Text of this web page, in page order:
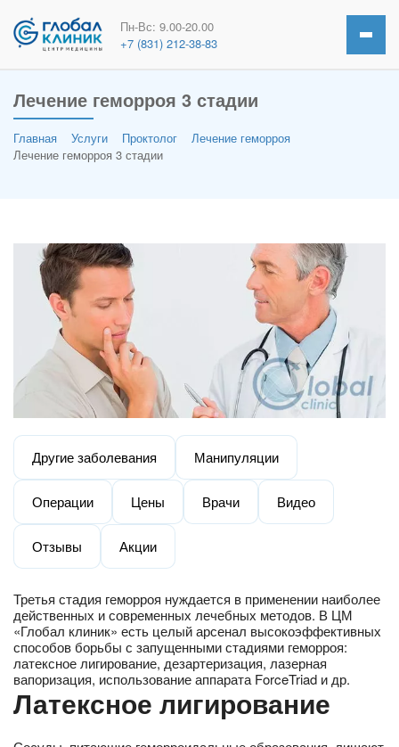
Пн-Вс: 9.00-20.00
+7 (831) 212-38-83
Лечение геморроя 3 стадии
Главная Услуги Проктолог
Лечение геморроя
Лечение геморроя 3 стадии
Другие заболевания Манипуляции
Операции Цены Врачи Видео
Отзывы Акции
Третья стадия геморроя нуждается в применении наиболее
действенных и современных лечебных методов. В ЦМ
«Глобал клиник» есть целый арсенал высокоэффективных
способов борьбы с запущенными стадиями геморроя:
латексное лигирование, дезартеризация, лазерная
вапоризация, использование аппарата ForceTriad и др.
Латексное лигирование